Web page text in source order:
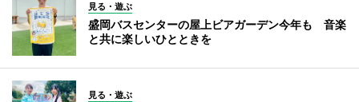
見る・遊ぶ
盛岡バスセンターの屋上ビアガーデン今年も 音楽
と共に楽しいひとときを
見る・遊ぶ